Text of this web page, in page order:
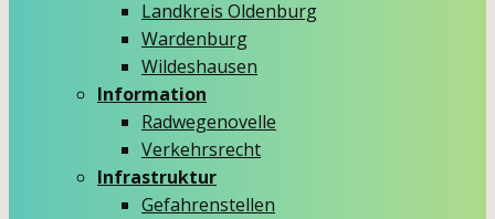
Landkreis Oldenburg
Wardenburg
Wildeshausen
Information
Radwegenovelle
Verkehrsrecht
Infrastruktur
Gefahrenstellen